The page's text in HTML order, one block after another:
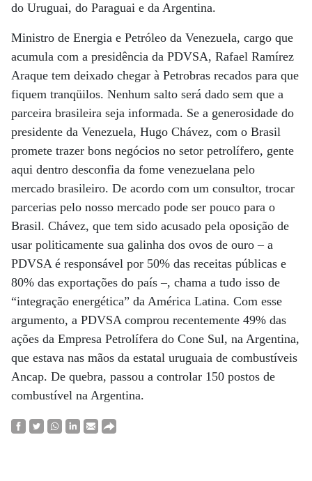
do Uruguai, do Paraguai e da Argentina.
Ministro de Energia e Petróleo da Venezuela, cargo que
acumula com a presidência da PDVSA, Rafael Ramírez
Araque tem deixado chegar à Petrobras recados para que
fiquem tranqüilos. Nenhum salto será dado sem que a
parceira brasileira seja informada. Se a generosidade do
presidente da Venezuela, Hugo Chávez, com o Brasil
promete trazer bons negócios no setor petrolífero, gente
aqui dentro desconfia da fome venezuelana pelo
mercado brasileiro. De acordo com um consultor, trocar
parcerias pelo nosso mercado pode ser pouco para o
Brasil. Chávez, que tem sido acusado pela oposição de
usar politicamente sua galinha dos ovos de ouro – a
PDVSA é responsável por 50% das receitas públicas e
80% das exportações do país –, chama a tudo isso de
“integração energética” da América Latina. Com esse
argumento, a PDVSA comprou recentemente 49% das
ações da Empresa Petrolífera do Cone Sul, na Argentina,
que estava nas mãos da estatal uruguaia de combustíveis
Ancap. De quebra, passou a controlar 150 postos de
combustível na Argentina.